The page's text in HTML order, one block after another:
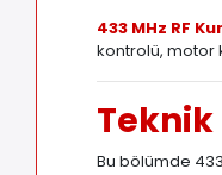
433 MHz RF
kontrolü, motor
Bu bölümde